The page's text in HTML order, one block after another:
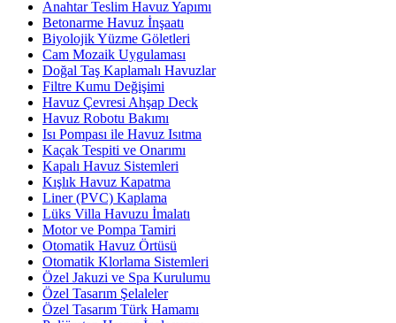
Anahtar Teslim Havuz Yapımı
Betonarme Havuz İnşaatı
Biyolojik Yüzme Göletleri
Cam Mozaik Uygulaması
Doğal Taş Kaplamalı Havuzlar
Filtre Kumu Değişimi
Havuz Çevresi Ahşap Deck
Havuz Robotu Bakımı
Isı Pompası ile Havuz Isıtma
Kaçak Tespiti ve Onarımı
Kapalı Havuz Sistemleri
Kışlık Havuz Kapatma
Liner (PVC) Kaplama
Lüks Villa Havuzu İmalatı
Motor ve Pompa Tamiri
Otomatik Havuz Örtüsü
Otomatik Klorlama Sistemleri
Özel Jakuzi ve Spa Kurulumu
Özel Tasarım Şelaleler
Özel Tasarım Türk Hamamı